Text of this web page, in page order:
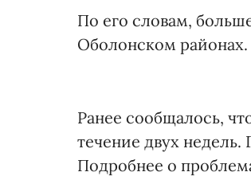
По его словам,
Оболонском районах.
Ранее сообщалось,
течение двух
Подробнее о